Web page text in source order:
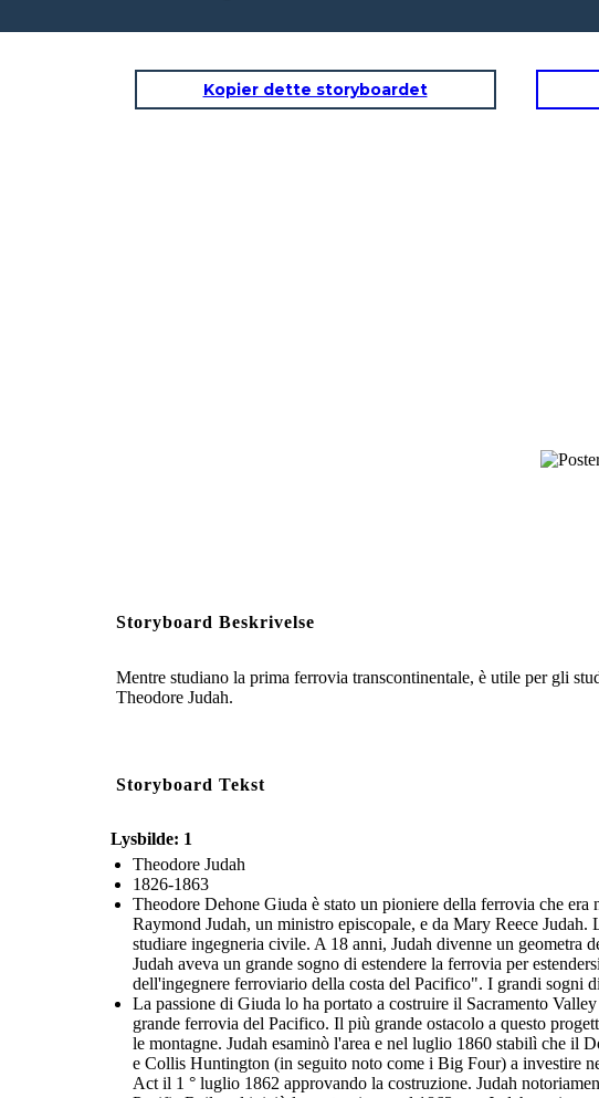
Kopier dette storyboardet
Storyboard Beskrivelse
Mentre studiano la prima ferrovia transcontinentale, è utile per gli
Theodore Judah.
Storyboard Tekst
Lysbilde: 1
Theodore Judah
1826-1863
Theodore Dehone Giuda è stato un pioniere della ferrovia che
Raymond Judah, un ministro episcopale, e da Mary Reece
studiare ingegneria civile. A 18 anni, Judah divenne un geometra
Judah aveva un grande sogno di estendere la ferrovia per
dell'ingegnere ferroviario della costa del Pacifico". I grandi sogni
La passione di Giuda lo ha portato a costruire il Sacramento
grande ferrovia del Pacifico. Il più grande ostacolo a questo
le montagne. Judah esaminò l'area e nel luglio 1860 stabilì che il
e Collis Huntington (in seguito noto come i Big Four) a investire
Act il 1 ° luglio 1862 approvando la costruzione. Judah